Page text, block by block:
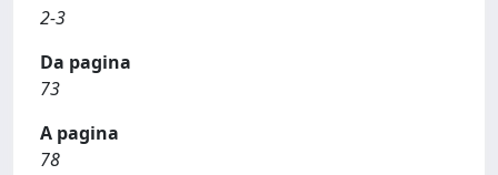
2-3
Da pagina
73
A pagina
78